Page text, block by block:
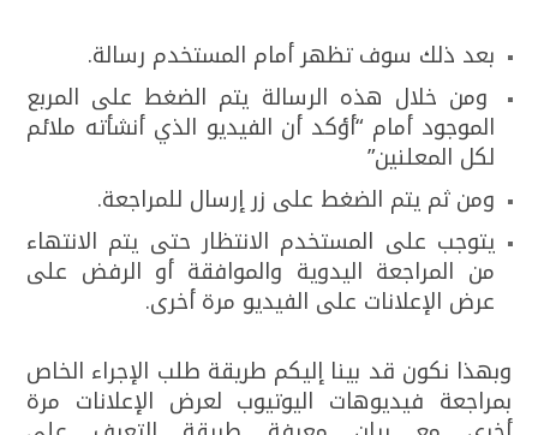
بعد ذلك سوف تظهر أمام المستخدم رسالة.
ومن خلال هذه الرسالة يتم الضغط على المربع
الموجود أمام “أؤكد أن الفيديو الذي أنشأته ملائم
لكل المعلنين”
ومن ثم يتم الضغط على زر إرسال للمراجعة.
يتوجب على المستخدم الانتظار حتى يتم الانتهاء
من المراجعة اليدوية والموافقة أو الرفض على
عرض الإعلانات على الفيديو مرة أخرى.
وبهذا نكون قد بينا إليكم طريقة طلب الإجراء الخاص
بمراجعة فيديوهات اليوتيوب لعرض الإعلانات مرة